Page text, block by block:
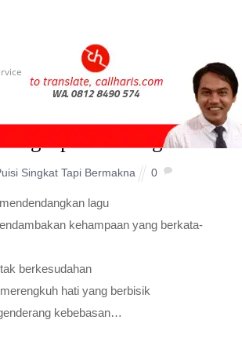
Singkat Tapi Bermakna 0
lagu
kehampaan yang berkata-
berkesudahan
hati yang berbisik
kebebasan…